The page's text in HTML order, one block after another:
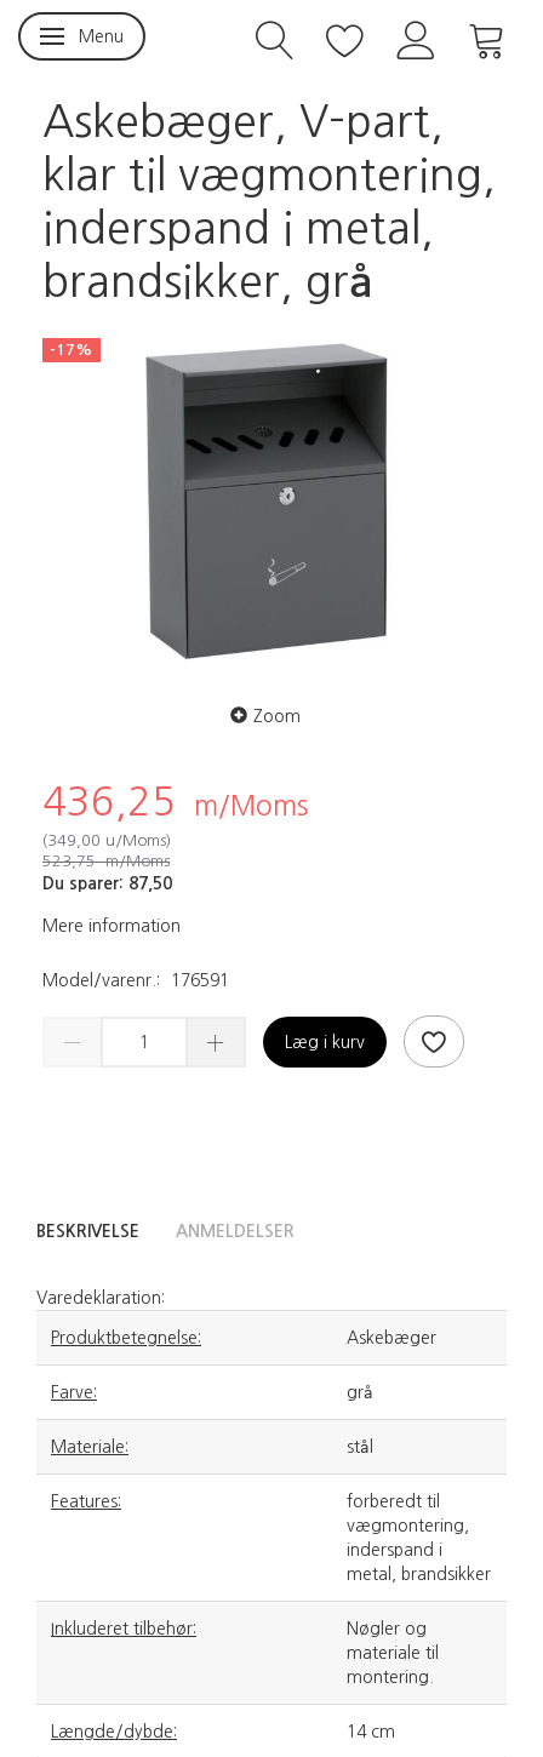
Skifte navigation
Menu
Askebæger, V-part,
klar til vægmontering,
inderspand i metal,
brandsikker, grå
-17%
Zoom
436,25 m/Moms
(349,00 u/Moms)
523,75m/Moms
Du sparer: 87,50
Mere information
Model/varenr.: 176591
Læg i kurv
BESKRIVELSE ANMELDELSER
Varedeklaration:
Produktbetegnelse: Askebæger
Farve: grå
Materiale: stål
Features:
forberedt til
vægmontering,
inderspand i
metal, brandsikker
Inkluderet tilbehør:
Nøgler og
materiale til
montering.
Længde/dybde: 14 cm